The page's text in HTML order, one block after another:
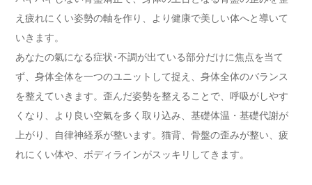
え疲れにくい姿勢の軸を作り、より健康で美しい体へと導いて
いきます。
あなたの氣になる症状･不調が出ている部分だけに焦点を当て
ず、身体全体を一つのユニットして捉え、身体全体のバランス
を整えていきます。歪んだ姿勢を整えることで、呼吸がしやす
くなり、より良い空氣を多く取り込み、基礎体温・基礎代謝が
上がり、自律神経系が整います。猫背、骨盤の歪みが整い、疲
れにくい体や、ボディラインがスッキリしてきます。